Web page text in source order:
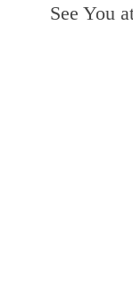
See You